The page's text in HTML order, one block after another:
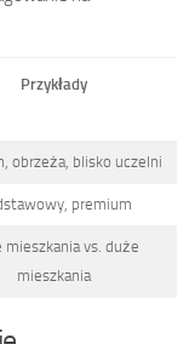
Przykłady
obrzeża, blisko uczelni
premium
mieszkania vs. duże
mieszkania